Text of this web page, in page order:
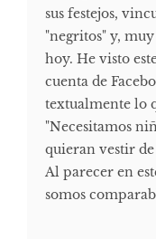
sus festejos,
"negritos" y,
hoy. He visto
cuenta de
textualmente lo
"Necesitamos
quieran vestir de
Al parecer en
somos